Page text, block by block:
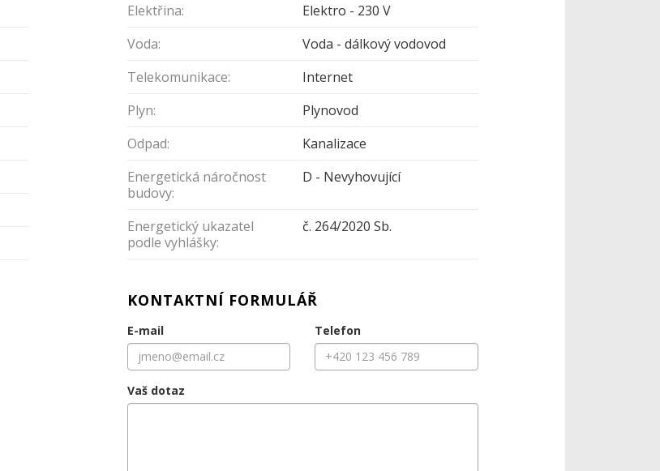
Elektřina:
Elektro - 230 V
Voda:
Voda - dálkový vodovod
Telekomunikace:
Internet
Plyn:
Plynovod
Odpad:
Kanalizace
Energetická náročnost
budovy:
D - Nevyhovující
Energetický ukazatel
podle vyhlášky:
č. 264/2020 Sb.
KONTAKTNÍ FORMULÁŘ
E-mail Telefon
Vaš dotaz